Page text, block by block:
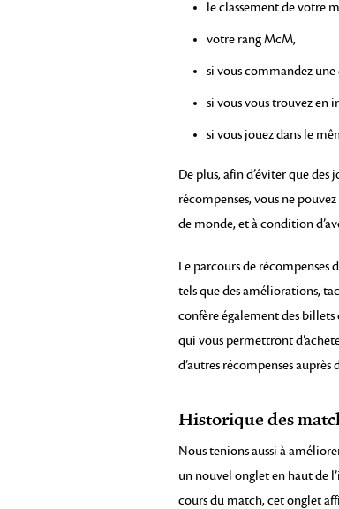
le classement de votre
votre rang McM,
si vous commandez
si vous vous trouvez en
si vous jouez dans le
De plus, afin d’éviter que
récompenses, vous ne
de monde, et à condition
Le parcours de récompenses
tels que des améliorations,
confère également des billets
qui vous permettront
d’autres récompenses auprès
Historique des
Nous tenions aussi à
un nouvel onglet en haut de
cours du match, cet onglet